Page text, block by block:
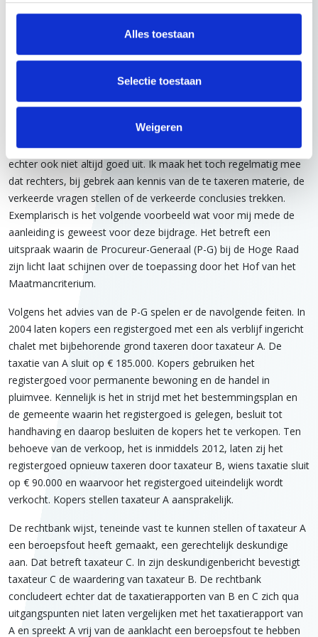
Alles toestaan
Selectie toestaan
Weigeren
moeten motiveren waarom dat bijvoorbeeld geen € 115 of € 120
taxatierapporten waarover ik procedeer, hetgeen de taxateur
weer kwetsbaar maakt voor aansprakelijkheid.
Het Maatmancriterium in de
De toepassing van het Maatmancriterium in de rechtspraak pakt
echter ook niet altijd goed uit. Ik maak het toch regelmatig mee
dat rechters, bij gebrek aan kennis van de te taxeren materie, de
verkeerde vragen stellen of de verkeerde conclusies trekken.
Exemplarisch is het volgende voorbeeld wat voor mij mede de
aanleiding is geweest voor deze bijdrage. Het betreft een
uitspraak waarin de Procureur-Generaal (P-G) bij de Hoge Raad
zijn licht laat schijnen over de toepassing door het Hof van het
Maatmancriterium.
Volgens het advies van de P-G spelen er de navolgende feiten. In
2004 laten kopers een registergoed met een als verblijf ingericht
chalet met bijbehorende grond taxeren door taxateur A. De
taxatie van A sluit op € 185.000. Kopers gebruiken het
registergoed voor permanente bewoning en de handel in
pluimvee. Kennelijk is het in strijd met het bestemmingsplan en
de gemeente waarin het registergoed is gelegen, besluit tot
handhaving en daarop besluiten de kopers het te verkopen. Ten
behoeve van de verkoop, het is inmiddels 2012, laten zij het
registergoed opnieuw taxeren door taxateur B, wiens taxatie sluit
op € 90.000 en waarvoor het registergoed uiteindelijk wordt
verkocht. Kopers stellen taxateur A aansprakelijk.
De rechtbank wijst, teneinde vast te kunnen stellen of taxateur A
een beroepsfout heeft gemaakt, een gerechtelijk deskundige
aan. Dat betreft taxateur C. In zijn deskundigenbericht bevestigt
taxateur C de waardering van taxateur B. De rechtbank
concludeert echter dat de taxatierapporten van B en C zich qua
uitgangspunten niet laten vergelijken met het taxatierapport van
A en spreekt A vrij van de aanklacht een beroepsfout te hebben